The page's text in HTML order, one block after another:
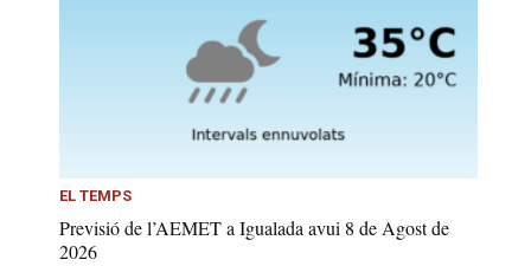
EL TEMPS
Previsió de l’AEMET a Igualada avui 8 de Agost de
2026